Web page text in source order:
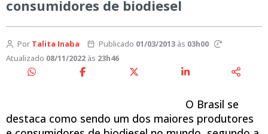
consumidores de biodiesel
Por Talita Inaba Publicado 01/03/2013às 03h00
Atualizado 08/11/2022 às 23h46
O Brasil se
destaca como sendo um dos maiores produtores